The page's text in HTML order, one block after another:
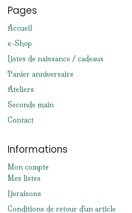
Pages
Accueil
e-Shop
Listes de naissance / cadeaux
Panier anniversaire
Ateliers
Seconde main
Contact
Informations
Mon compte
Mes listes
Livraisons
Conditions de retour d'un article